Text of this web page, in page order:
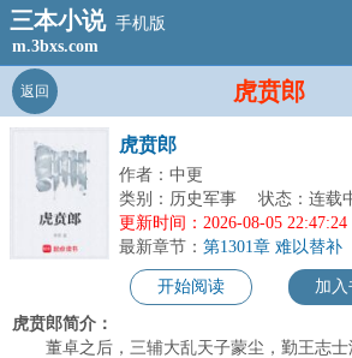
三本小说 手机版
m.3bxs.com
虎贲郎
返回
虎贲郎
作者：中更
类别：历史军事
状态：连载
更新时间：2026-08-05 22:47:24
最新章节： 第1301章 难以替补
开始阅读 加入
虎贲郎简介：
董卓之后，三辅大乱天子蒙尘，勤王志